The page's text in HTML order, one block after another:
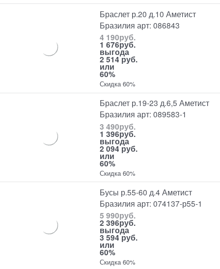
Браслет р.20 д.10 Аметист
Бразилия арт: 086843
4 190руб.
1 676руб.
выгода
2 514 руб.
или
60%
Скидка 60%
Браслет р.19-23 д.6,5 Аметист
Бразилия арт: 089583-1
3 490руб.
1 396руб.
выгода
2 094 руб.
или
60%
Скидка 60%
Бусы р.55-60 д.4 Аметист
Бразилия арт: 074137-р55-1
5 990руб.
2 396руб.
выгода
3 594 руб.
или
60%
Скидка 60%